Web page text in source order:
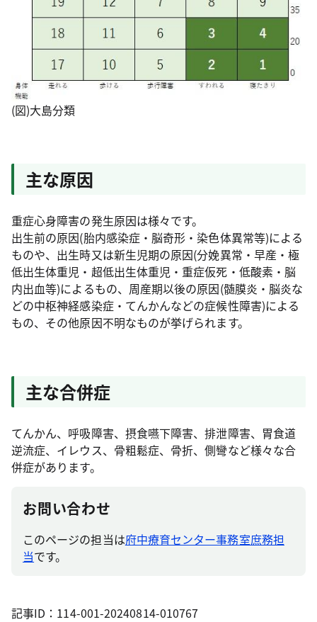
(図)大島分類
主な原因
重症心身障害の発生原因は様々です。
出生前の原因(胎内感染症・脳奇形・染色体異常等)による
ものや、出生時又は新生児期の原因(分娩異常・早産・極
低出生体重児・超低出生体重児・重症仮死・低酸素・脳
内出血等)によるもの、周産期以後の原因(髄膜炎・脳炎な
どの中枢神経感染症・てんかんなどの症候性障害)による
もの、その他原因不明なものが挙げられます。
主な合併症
てんかん、呼吸障害、摂食嚥下障害、排泄障害、胃食道
逆流症、イレウス、骨粗鬆症、骨折、側彎など様々な合
併症があります。
お問い合わせ
このページの担当は府中療育センター事務室庶務担
当です。
記事ID：114-001-20240814-010767